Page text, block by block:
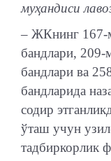
муҳандиси
– ЖКнинг 167-
бандлари, 209-
бандлари ва
бандларида
содир
ўташ учун
тадбиркорлик